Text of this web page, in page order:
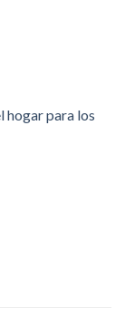
hogar para los